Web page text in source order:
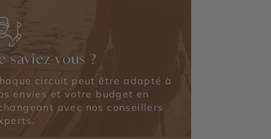
saviez-vous ?
circuit peut être adapté à
envies et votre budget en
avec nos conseillers